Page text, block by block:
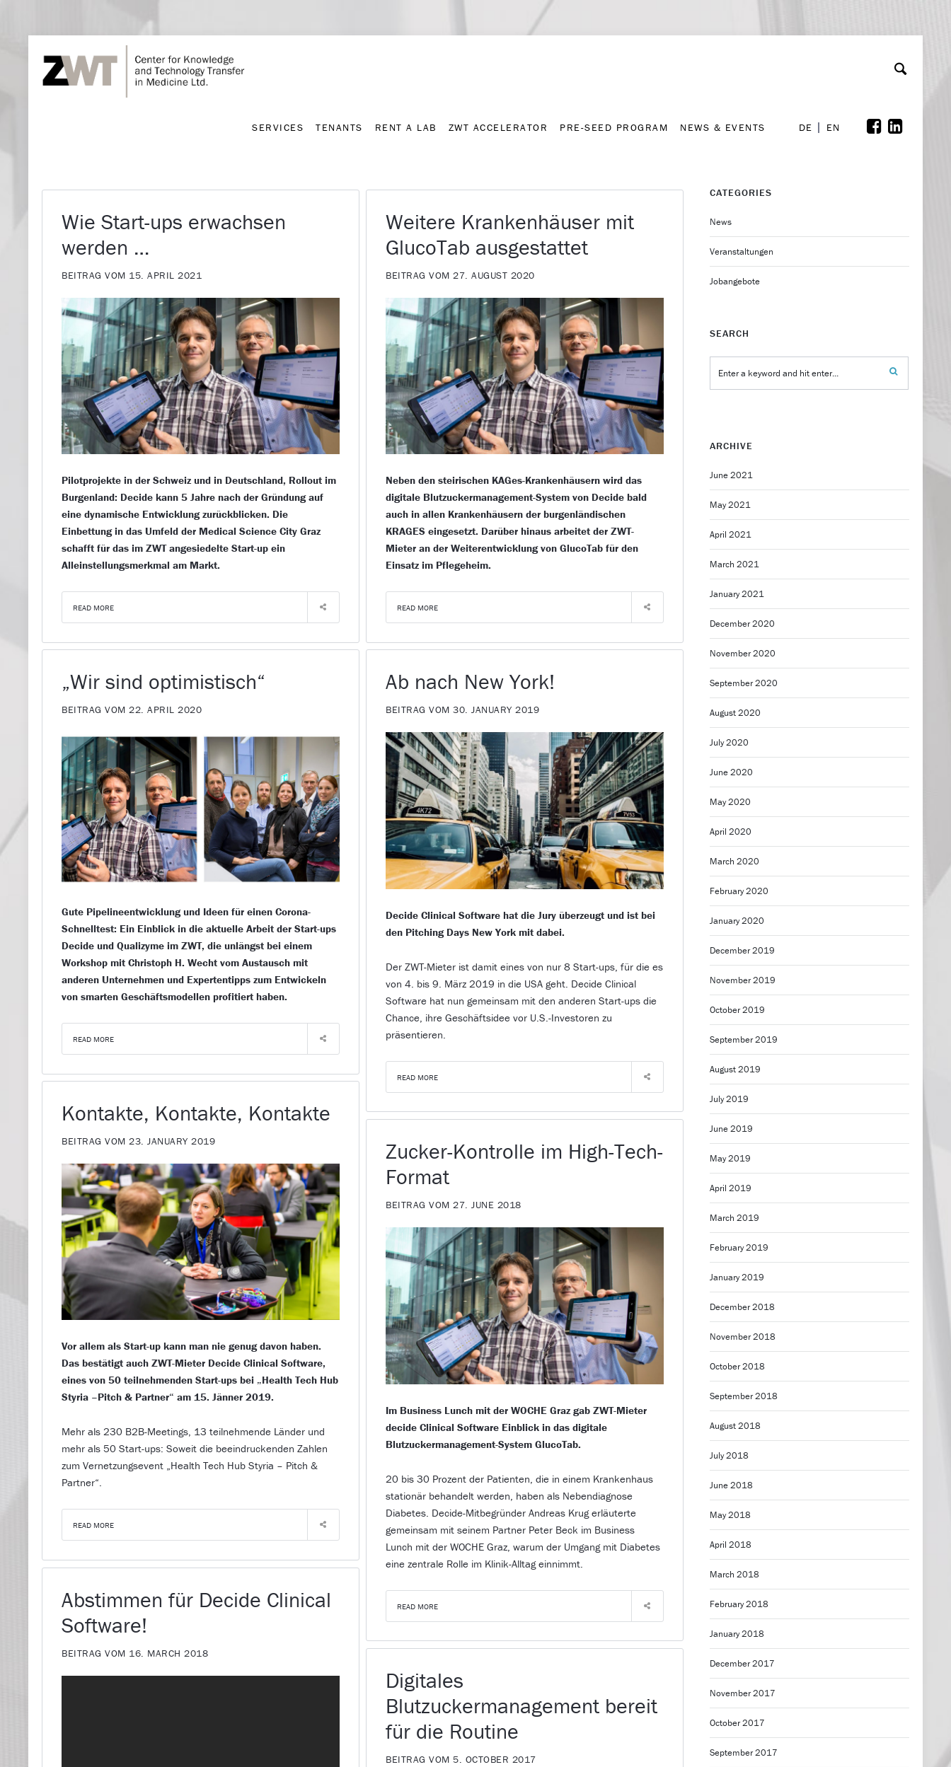
SERVICES TENANTS RENT A LAB ZWT ACCELERATOR PRE-SEED PROGRAM NEWS & EVENTS DE EN
Wie Start-ups erwachsen
werden …
BEITRAG VOM 15. APRIL 2021
Pilotprojekte in der Schweiz und in Deutschland, Rollout im
Burgenland: Decide kann 5 Jahre nach der Gründung auf
eine dynamische Entwicklung zurückblicken. Die
Einbettung in das Umfeld der Medical Science City Graz
schafft für das im ZWT angesiedelte Start-up ein
Alleinstellungsmerkmal am Markt.
READ MORE
Weitere Krankenhäuser mit
GlucoTab ausgestattet
BEITRAG VOM 27. AUGUST 2020
Neben den steirischen KAGes-Krankenhäusern wird das
digitale Blutzuckermanagement-System von Decide bald
auch in allen Krankenhäusern der burgenländischen
KRAGES eingesetzt. Darüber hinaus arbeitet der ZWT-
Mieter an der Weiterentwicklung von GlucoTab für den
Einsatz im Pflegeheim.
READ MORE
„Wir sind optimistisch“
BEITRAG VOM 22. APRIL 2020
Gute Pipelineentwicklung und Ideen für einen Corona-
Schnelltest: Ein Einblick in die aktuelle Arbeit der Start-ups
Decide und Qualizyme im ZWT, die unlängst bei einem
Workshop mit Christoph H. Wecht vom Austausch mit
anderen Unternehmen und Expertentipps zum Entwickeln
von smarten Geschäftsmodellen profitiert haben.
READ MORE
Ab nach New York!
BEITRAG VOM 30. JANUARY 2019
Decide Clinical Software hat die Jury überzeugt und ist bei
den Pitching Days New York mit dabei.
Der ZWT-Mieter ist damit eines von nur 8 Start-ups, für die es
von 4. bis 9. März 2019 in die USA geht. Decide Clinical
Software hat nun gemeinsam mit den anderen Start-ups die
Chance, ihre Geschäftsidee vor U.S.-Investoren zu
präsentieren.
READ MORE
Kontakte, Kontakte, Kontakte
BEITRAG VOM 23. JANUARY 2019
Vor allem als Start-up kann man nie genug davon haben.
Das bestätigt auch ZWT-Mieter Decide Clinical Software,
eines von 50 teilnehmenden Start-ups bei „Health Tech Hub
Styria –Pitch & Partner“ am 15. Jänner 2019.
Mehr als 230 B2B-Meetings, 13 teilnehmende Länder und
mehr als 50 Start-ups: Soweit die beeindruckenden Zahlen
zum Vernetzungsevent „Health Tech Hub Styria – Pitch &
Partner“.
READ MORE
Zucker-Kontrolle im High-Tech-
Format
BEITRAG VOM 27. JUNE 2018
Im Business Lunch mit der WOCHE Graz gab ZWT-Mieter
decide Clinical Software Einblick in das digitale
Blutzuckermanagement-System GlucoTab.
20 bis 30 Prozent der Patienten, die in einem Krankenhaus
stationär behandelt werden, haben als Nebendiagnose
Diabetes. Decide-Mitbegründer Andreas Krug erläuterte
gemeinsam mit seinem Partner Peter Beck im Business
Lunch mit der WOCHE Graz, warum der Umgang mit Diabetes
eine zentrale Rolle im Klinik-Alltag einnimmt.
READ MORE
Abstimmen für Decide Clinical
Software!
BEITRAG VOM 16. MARCH 2018
Digitales
Blutzuckermanagement bereit
für die Routine
BEITRAG VOM 5. OCTOBER 2017
CATEGORIES
News
Veranstaltungen
Jobangebote
SEARCH
ARCHIVE
June 2021
May 2021
April 2021
March 2021
January 2021
December 2020
November 2020
September 2020
August 2020
July 2020
June 2020
May 2020
April 2020
March 2020
February 2020
January 2020
December 2019
November 2019
October 2019
September 2019
August 2019
July 2019
June 2019
May 2019
April 2019
March 2019
February 2019
January 2019
December 2018
November 2018
October 2018
September 2018
August 2018
July 2018
June 2018
May 2018
April 2018
March 2018
February 2018
January 2018
December 2017
November 2017
October 2017
September 2017